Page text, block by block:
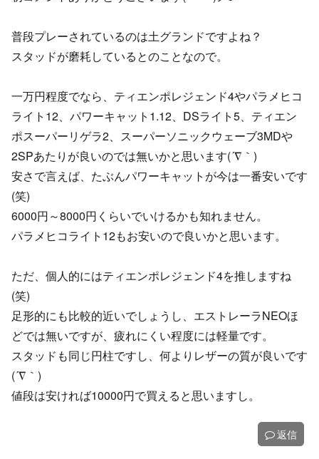
普段プレーされているのは土グランドですよね？
スタッドが磨耗しているとのことなので。
一万円程度でなら、ティエンポレジェンド4やパラメヒコ
ライト12、パワーキャット1.12、DSライト5、ティエン
ポスーパーリゲラ2、スーパーソニックウェーブ3MDや
2SPあたりが良いのでは無いかと思います(´∇｀)
安さで言えば、たぶんパワーキャットが今は一番安いです
(笑)
6000円～8000円くらいでいけるかも知れません。
パラメヒコライト12もお安いので良いかと思います。
ただ、個人的にはティエンポレジェンド4を推しますね
(笑)
足形的にも比較的近いでしょうし、エストレーラNEOほ
どでは無いですが、疲れにくい程度には軽量です。
スタッドも同じ円柱ですし、何よりレザーの質が良いです
(´∇｀)
値段は安ければ10000円で買えると思いますし。
返信